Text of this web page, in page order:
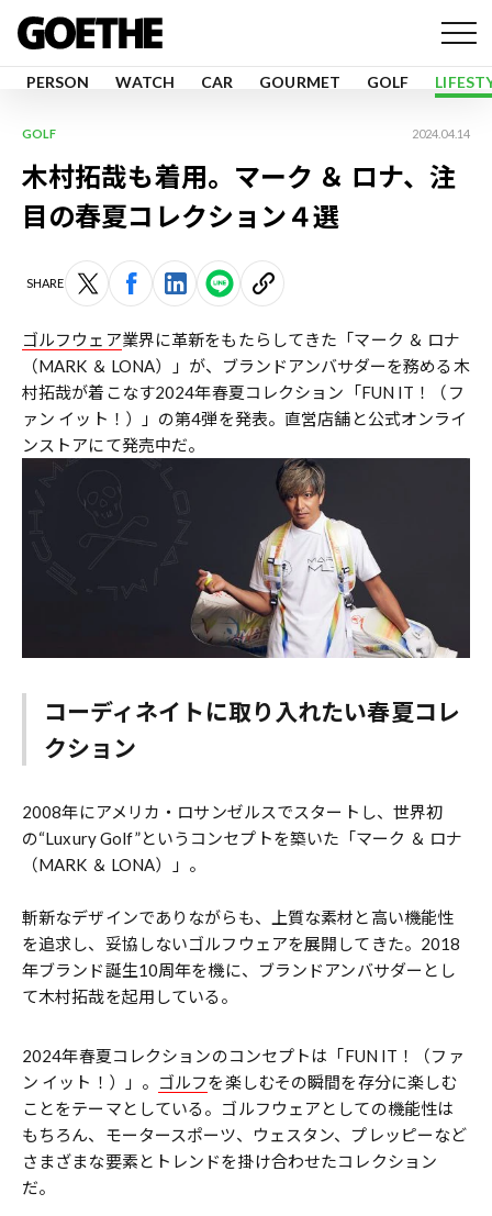
PERSON WATCH CAR GOURMET GOLF
GOLF 2024.04.14
木村拓哉も着用。マーク ＆ ロナ、注
目の春夏コレクション４選
SHARE
ゴルフウェア業界に革新をもたらしてきた「マーク ＆ ロナ
（MARK ＆ LONA）」が、ブランドアンバサダーを務める木
村拓哉が着こなす2024年春夏コレクション「FUN IT！（フ
ァン イット！）」の第4弾を発表。直営店舗と公式オンライ
ンストアにて発売中だ。
コーディネイトに取り入れたい春夏コレ
クション
2008年にアメリカ・ロサンゼルスでスタートし、世界初
の“Luxury Golf”というコンセプトを築いた「マーク ＆ ロナ
（MARK ＆ LONA）」。
斬新なデザインでありながらも、上質な素材と高い機能性
を追求し、妥協しないゴルフウェアを展開してきた。2018
年ブランド誕生10周年を機に、ブランドアンバサダーとし
て木村拓哉を起用している。
2024年春夏コレクションのコンセプトは「FUN IT！（ファ
ン イット！）」。
ゴルフを楽しむその瞬間を存分に楽しむ
ことをテーマとしている。ゴルフウェアとしての機能性は
もちろん、モータースポーツ、ウェスタン、プレッピーなど
さまざまな要素とトレンドを掛け合わせたコレクション
だ。